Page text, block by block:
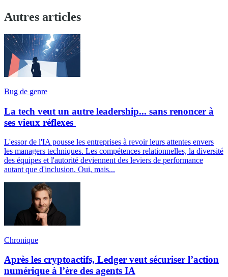
Autres articles
Bug de genre
La tech veut un autre leadership... sans renoncer à
ses vieux réflexes
L'essor de l'IA pousse les entreprises à revoir leurs attentes envers
les managers techniques. Les compétences relationnelles, la diversité
des équipes et l'autorité deviennent des leviers de performance
autant que d'inclusion. Oui, mais...
Chronique
Après les cryptoactifs, Ledger veut sécuriser l’action
numérique à l’ère des agents IA